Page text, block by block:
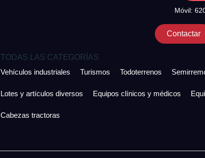
Móvil:
Contactar
TODAS LAS CATEGORÍAS
Vehículos industriales
Turismos Todoterrenos
Lotes y artículos diversos Equipos clínicos y médicos
Cabezas tractoras